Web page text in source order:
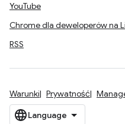
YouTube
Chrome dla deweloperów na
RSS
Warunki Prywatność